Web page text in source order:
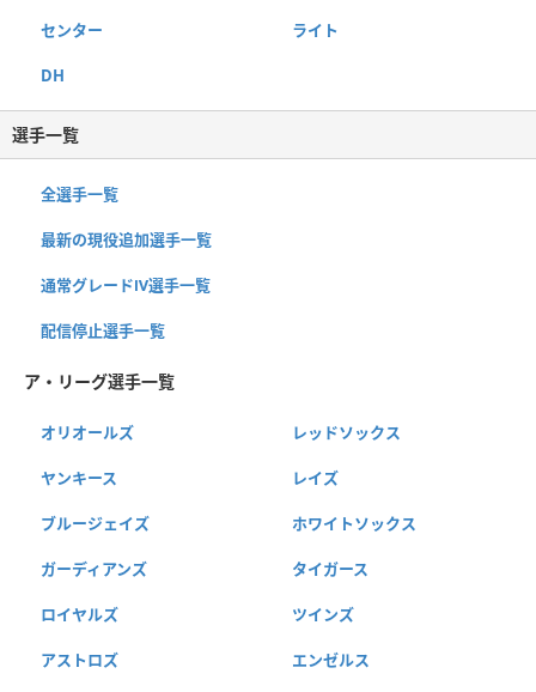
センター ライト
DH
選手一覧
全選手一覧
最新の現役追加選手一覧
通常グレードⅣ選手一覧
配信停止選手一覧
ア・リーグ選手一覧
オリオールズ レッドソックス
ヤンキース レイズ
ブルージェイズ ホワイトソックス
ガーディアンズ タイガース
ロイヤルズ ツインズ
アストロズ エンゼルス